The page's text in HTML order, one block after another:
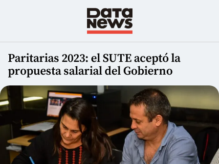
Paritarias 2023: el SUTE aceptó la
propuesta salarial del Gobierno